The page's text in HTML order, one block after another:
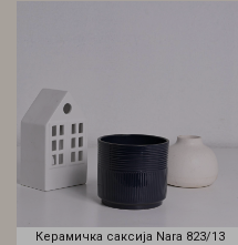
Керамичка саксија Nara 823/13